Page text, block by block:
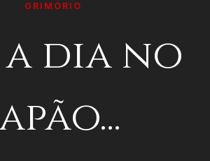
GRIMÓRIO
dia no